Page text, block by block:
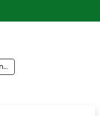
Máquina Injetora De Plástico Preço